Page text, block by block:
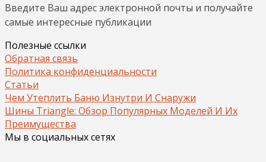
Введите Ваш адрес электронной почты и получайте
самые интересные публикации
Полезные ссылки
Обратная связь
Политика конфиденциальности
Статьи
Чем Утеплить Баню Изнутри И Снаружи
Шины Triangle: Обзор Популярных Моделей И Их
Преимущества
Мы в социальных сетях